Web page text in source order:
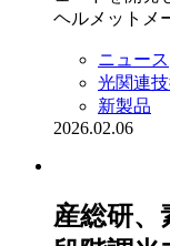
ヘルメットメ
ニュース
光関連
新製品
2026.02.06
産総研、